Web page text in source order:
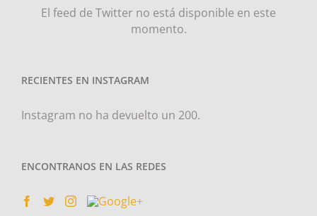
El feed de Twitter no está disponible en este
momento.
RECIENTES EN INSTAGRAM
Instagram no ha devuelto un 200.
ENCONTRANOS EN LAS REDES